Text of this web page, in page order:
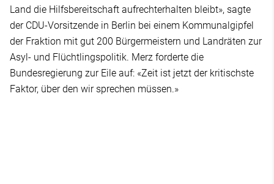
Land die Hilfsbereitschaft aufrechterhalten bleibt», sagte
der CDU-Vorsitzende in Berlin bei einem Kommunalgipfel
der Fraktion mit gut 200 Bürgermeistern und Landräten zur
Asyl- und Flüchtlingspolitik. Merz forderte die
Bundesregierung zur Eile auf: «Zeit ist jetzt der kritischste
Faktor, über den wir sprechen müssen.»